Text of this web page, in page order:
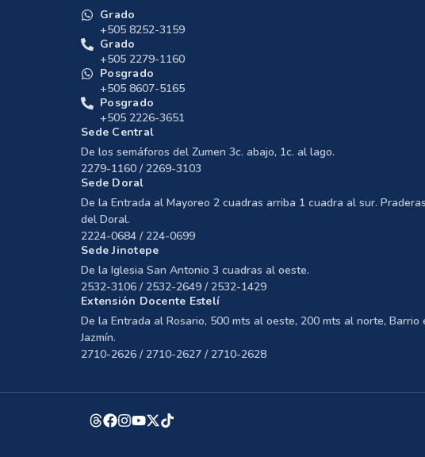
Grado
+505 8252-3159
Grado
+505 2279-1160
Posgrado
+505 8607-5165
Posgrado
+505 2226-3651
Sede Central
De los semáforos del Zumen 3c. abajo, 1c. al lago.
2279-1160 / 2269-3103
Sede Doral
De la Entrada al Mayoreo 2 cuadras arriba 1 cuadra al sur. Praderas
del Doral.
2224-0684 / 224-0699
Sede Jinotepe
De la Iglesia San Antonio 3 cuadras al oeste.
2532-3106 / 2532-2649 / 2532-1429
Extensión Docente Estelí
De la Entrada al Rosario, 500 mts al oeste, 200 mts al norte, Barrio
Jazmín.
2710-2626 / 2710-2627 / 2710-2628